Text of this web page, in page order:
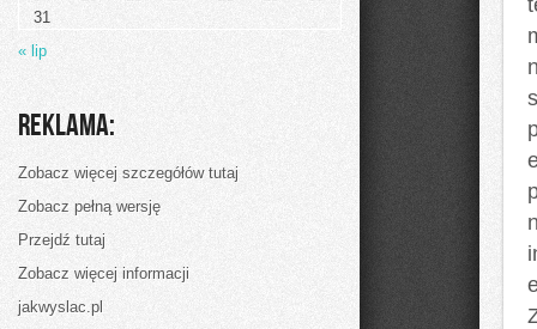
zwykle
31
« lip
Reklama:
Zobacz więcej szczegółów tutaj
Zobacz pełną wersję
Przejdź tutaj
Zobacz więcej informacji
jakwyslac.pl